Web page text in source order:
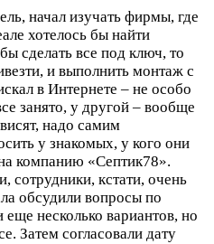
начал изучать фирмы, где
хотелось бы найти
сделать все под ключ, то
и выполнить монтаж с
в Интернете – не особо
занято, у другой – вообще
надо самим
у знакомых, у кого они
компанию «Септик78».
сотрудники, кстати, очень
обсудили вопросы по
несколько вариантов, но
Затем согласовали дату